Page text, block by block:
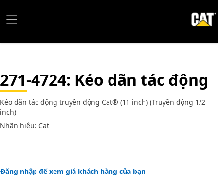
271-4724: Kéo dãn tác động
Kéo dãn tác động truyền động Cat® (11 inch) (Truyền động 1/2
inch)
Nhãn hiệu: Cat
Đăng nhập để xem giá khách hàng của bạn